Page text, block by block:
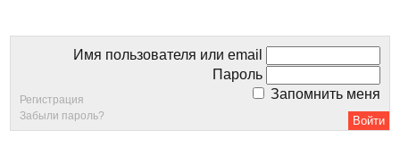
Имя пользователя или email
Пароль
Запомнить меня
Регистрация
Забыли пароль?